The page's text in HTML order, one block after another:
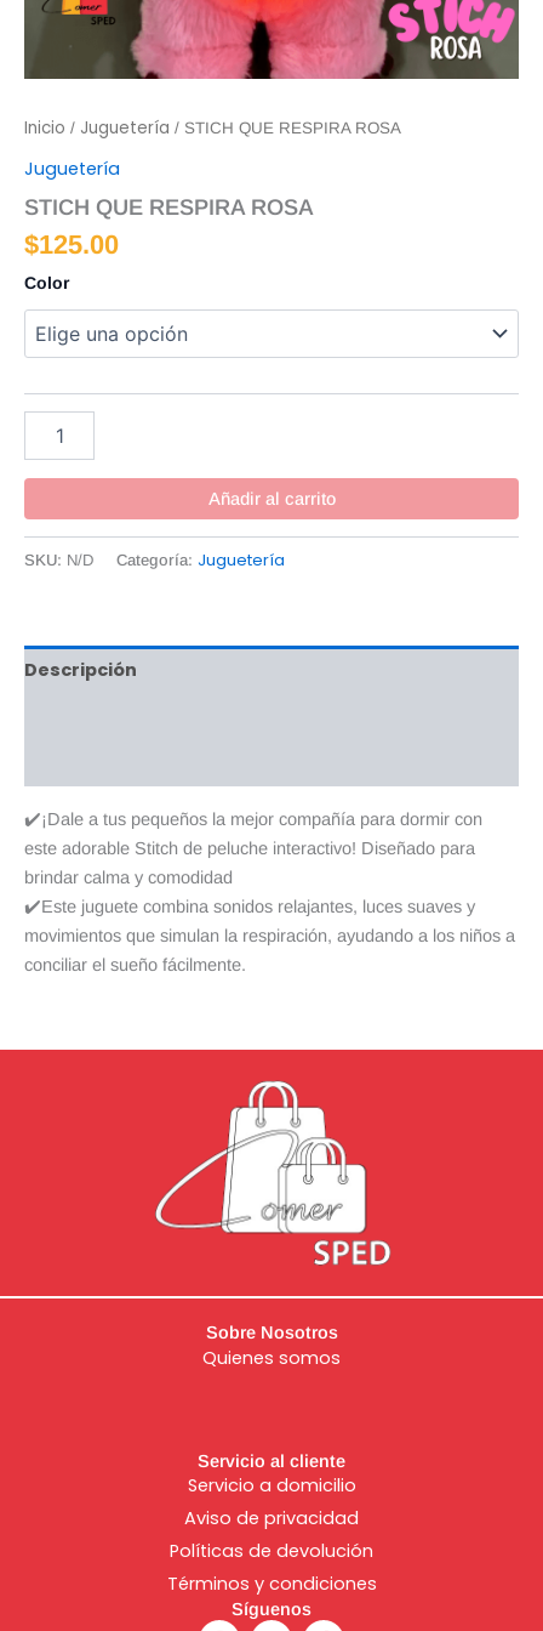
Inicio / Juguetería / STICH QUE RESPIRA ROSA
Juguetería
STICH QUE RESPIRA ROSA
$125.00
Color
Añadir al carrito
SKU: N/D Categoría: Juguetería
Descripción
✔️¡Dale a tus pequeños la mejor compañía para dormir con
este adorable Stitch de peluche interactivo! Diseñado para
brindar calma y comodidad
✔️Este juguete combina sonidos relajantes, luces suaves y
movimientos que simulan la respiración, ayudando a los niños a
conciliar el sueño fácilmente.
Sobre Nosotros
Quienes somos
Servicio al cliente
Servicio a domicilio
Aviso de privacidad
Políticas de devolución
Términos y condiciones
Síguenos